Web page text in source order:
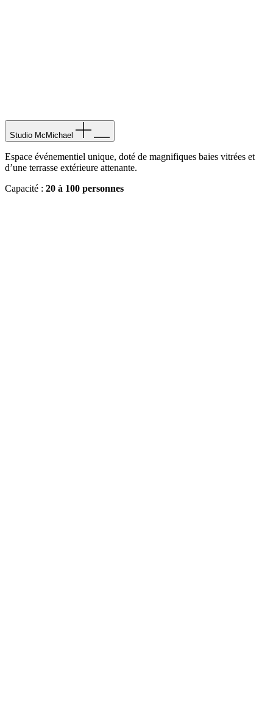
Studio Mc Michael
Espace événementiel unique, doté de magnifiques baies vitrées et
d’une terrasse extérieure attenante.
Capacité : 20 à 100 personnes